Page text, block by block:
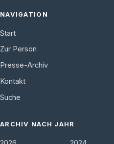
NAVIGATION
Start
Zur Person
Presse-Archiv
Kontakt
Suche
ARCHIV NACH JAHR